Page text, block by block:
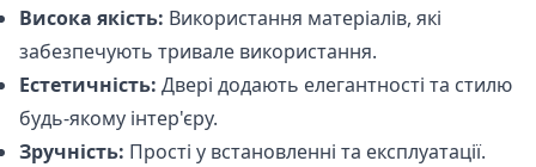
Висока якість: Використання матеріалів, які
забезпечують тривале використання.
Естетичність: Двері додають елегантності та стилю
будь-якому інтер'єру.
Зручність: Прості у встановленні та експлуатації.